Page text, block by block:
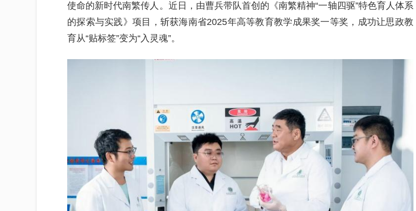
使命的新时代南繁传人。近日，由曹兵带队首创的《南繁精神“一轴四驱”特色育人体系
的探索与实践》项目，斩获海南省2025年高等教育教学成果奖一等奖，成功让思政教
育从“贴标签”变为“入灵魂”。